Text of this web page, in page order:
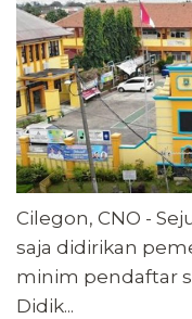
Cilegon, CNO -
saja didirikan
minim pendaftar
Didik...